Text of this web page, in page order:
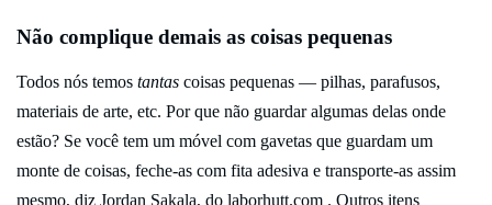
Não complique demais as coisas pequenas
Todos nós temos tantas coisas pequenas — pilhas, parafusos,
materiais de arte, etc. Por que não guardar algumas delas onde
estão? Se você tem um móvel com gavetas que guardam um
monte de coisas, feche-as com fita adesiva e transporte-as assim
mesmo, diz Jordan Sakala, do laborhutt.com . Outros itens